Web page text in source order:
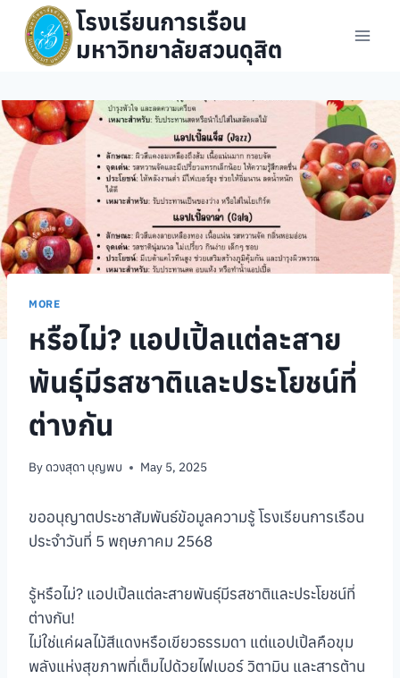
content
โรงเรียนการเรือน
มหาวิทยาลัยสวนดุสิต
MORE
หรือไม่? แอปเปิ้ลแต่ละสาย
พันธุ์มีรสชาติและประโยชน์ที่
ต่างกัน
Byดวงสุดา บุญพบ May 5, 2025
ขออนุญาตประชาสัมพันธ์ข้อมูลความรู้ โรงเรียนการเรือน
ประจำวันที่ 5 พฤษภาคม 2568
รู้หรือไม่? แอปเปิ้ลแต่ละสายพันธุ์มีรสชาติและประโยชน์ที่
ต่างกัน!
ไม่ใช่แค่ผลไม้สีแดงหรือเขียวธรรมดา แต่แอปเปิ้ลคือขุม
พลังแห่งสุขภาพที่เต็มไปด้วยไฟเบอร์ วิตามิน และสารต้าน